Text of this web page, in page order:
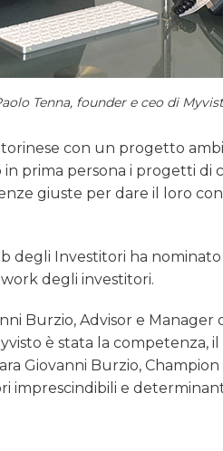
Tenna, founder e ceo di
con un progetto
prima persona i progetti
giuste per dare il loro
degli Investitori ha
degli investitori.
Burzio, Advisor e
è stata la competenza,
Giovanni Burzio,
imprescindibili e